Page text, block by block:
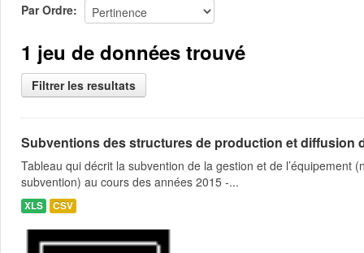
Par Ordre
1 jeu de données trouvé
Filtrer les resultats
Subventions des structures de production et diffusion
Tableau qui décrit la subvention de la gestion et de
subvention) au cours des années 2015 -...
XLS CSV